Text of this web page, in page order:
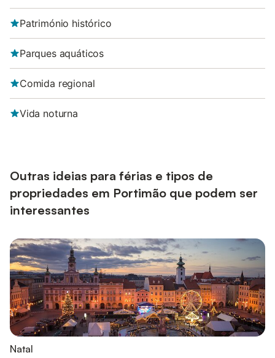
Património histórico
Parques aquáticos
Comida regional
Vida noturna
Outras ideias para férias e tipos de
propriedades em Portimão que podem ser
interessantes
Natal